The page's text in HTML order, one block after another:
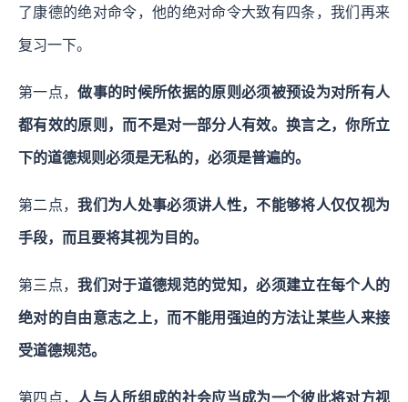
了康德的绝对命令，他的绝对命令大致有四条，我们再来
复习一下。
第一点，做事的时候所依据的原则必须被预设为对所有人
都有效的原则，而不是对一部分人有效。换言之，你所立
下的道德规则必须是无私的，必须是普遍的。
第二点，我们为人处事必须讲人性，不能够将人仅仅视为
手段，而且要将其视为目的。
第三点，我们对于道德规范的觉知，必须建立在每个人的
绝对的自由意志之上，而不能用强迫的方法让某些人来接
受道德规范。
第四点， 人与人所组成的社会应当成为一个彼此将对方视